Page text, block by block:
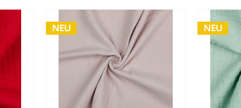
NEU NEU